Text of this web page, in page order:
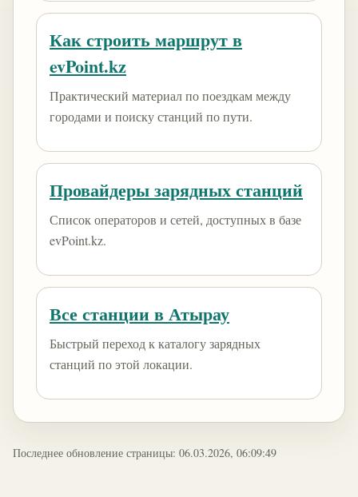
Как строить маршрут в
evPoint.kz
Практический материал по поездкам между
городами и поиску станций по пути.
Провайдеры зарядных станций
Список операторов и сетей, доступных в базе
evPoint.kz.
Все станции в Атырау
Быстрый переход к каталогу зарядных
станций по этой локации.
Последнее обновление страницы: 06.03.2026, 06:09:49